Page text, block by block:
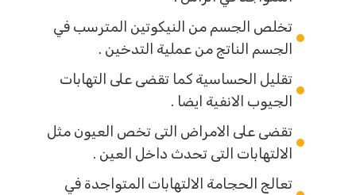
تخلص الجسم من النيكوتين المترسب في
الجسم الناتج من عملية التدخين .
تقليل الحساسية كما تقضى على التهابات
الجيوب الانفية ايضا .
تقضى على الامراض التى تخص العيون مثل
الالتهابات التى تحدث داخل العين .
تعالج الحجامة الالتهابات المتواجدة في